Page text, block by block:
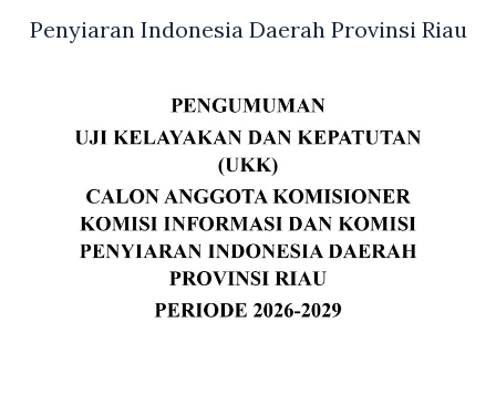
Penyiaran Indonesia Daerah Provinsi Riau